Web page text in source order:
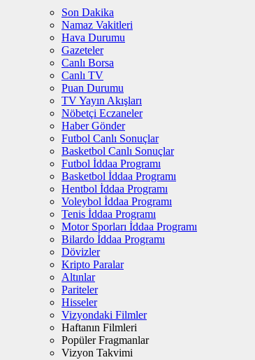
Son Dakika
Namaz Vakitleri
Hava Durumu
Gazeteler
Canlı Borsa
Canlı TV
Puan Durumu
TV Yayın Akışları
Nöbetçi Eczaneler
Haber Gönder
Futbol Canlı Sonuçlar
Basketbol Canlı Sonuçlar
Futbol İddaa Programı
Basketbol İddaa Programı
Hentbol İddaa Programı
Voleybol İddaa Programı
Tenis İddaa Programı
Motor Sporları İddaa Programı
Bilardo İddaa Programı
Dövizler
Kripto Paralar
Altınlar
Pariteler
Hisseler
Vizyondaki Filmler
Haftanın Filmleri
Popüler Fragmanlar
Vizyon Takvimi